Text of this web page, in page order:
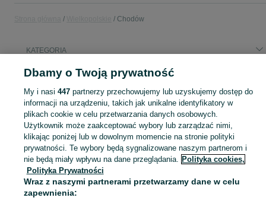
Chodów
KATEGORIA
Popularne wyszukiwania
drzwi ażurowe poręcz drewniana galaxy s25
Skorzystaj z największego serwisu ogłoszeniowego - Chodów i okolice! Kupuj to, czego pragniesz i sprzedawaj to, czego już nie potrzebujesz! Zobacz
Mapa kategorii
Mapa miejscowości
Mapa ministron
Dbamy o Twoją prywatność
My i nasi 447partnerzy przechowujemy lub uzyskujemy dostęp do
informacji na urządzeniu, takich jak unikalne identyfikatory w
plikach cookie w celu przetwarzania danych osobowych.
Użytkownik może zaakceptować wybory lub zarządzać nimi,
klikając poniżej lub w dowolnym momencie na stronie polityki
prywatności. Te wybory będą sygnalizowane naszym partnerom i
nie będą miały wpływu na dane przeglądania. Polityka cookies,
Polityka Prywatności
Wraz z naszymi partnerami przetwarzamy dane w celu
zapewnienia: